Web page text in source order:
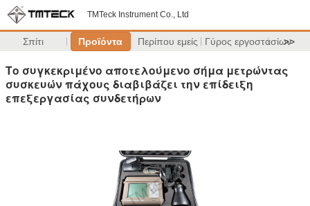
TMTeck Instrument Co., Ltd
Σπίτι Προϊόντα Περίπου εμείς Γύρος εργοστασίων
>>
Το συγκεκριμένο αποτελούμενο σήμα μετρώντας
συσκευών πάχους διαβιβάζει την επίδειξη
επεξεργασίας συνδετήρων